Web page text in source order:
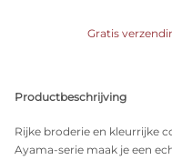
Gratis
Productbeschrijving
Rijke broderie en kleurrijke
Ayama-serie maak je een